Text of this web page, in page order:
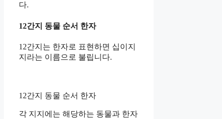
다.
12간지 동물 순서 한자
12간지는 한자로 표현하면 십이지
지라는 이름으로 불립니다.
12간지 동물 순서 한자
각 지지에는 해당하는 동물과 한자